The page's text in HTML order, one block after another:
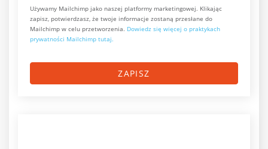
Używamy Mailchimp jako naszej platformy marketingowej. Klikając
zapisz, potwierdzasz, że twoje informacje zostaną przesłane do
Mailchimp w celu przetworzenia. Dowiedz się więcej o praktykach
prywatności Mailchimp tutaj.
ZAPISZ